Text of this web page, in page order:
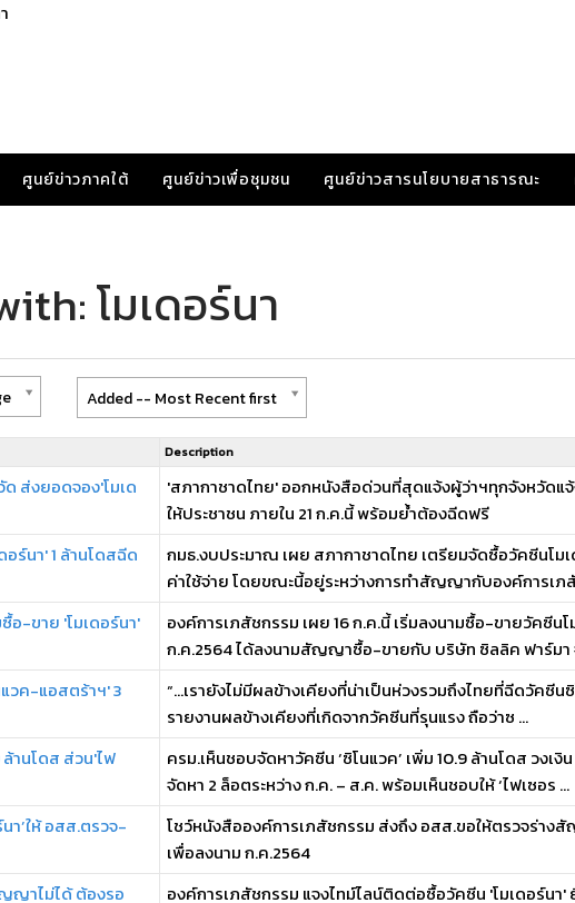
ศูนย์ข่าวภาคใต้ ศูนย์ข่าวเพื่อชุมชน ศูนย์ข่าวสารนโยบายสาธารณะ
โมเดอร์นา
Added -- Most Recent first
Description
ส่งยอดจอง'โมเด
'สภากาชาดไทย' ออกหนังสือด่วนที่สุดแจ้งผู้ว่าฯทุกจังหวัดแ
ให้ประชาชน ภายใน 21 ก.ค.นี้ พร้อมย้ำต้องฉีดฟรี
ร์นา' 1 ล้านโดสฉีด
กมธ.งบประมาณ เผย สภากาชาดไทย เตรียมจัดซื้อวัคซีนโม
ค่าใช้จ่าย โดยขณะนี้อยู่ระหว่างการทำสัญญากับองค์การเภ
อ-ขาย 'โมเดอร์นา'
องค์การเภสัชกรรม เผย 16 ก.ค.นี้ เริ่มลงนามซื้อ-ขายวัคซีน
ก.ค.2564 ได้ลงนามสัญญาซื้อ-ขายกับ บริษัท ซิลลิค ฟาร์มา
วค-แอสตร้าฯ' 3
“...เรายังไม่มีผลข้างเคียงที่น่าเป็นห่วงรวมถึงไทยที่ฉีดวัคซีน
รายงานผลข้างเคียงที่เกิดจากวัคซีนที่รุนแรง ถือว่าซ ...
ล้านโดส ส่วน'ไฟ
ครม.เห็นชอบจัดหาวัคซีน ‘ซิโนแวค’ เพิ่ม 10.9 ล้านโดส วง
จัดหา 2 ล็อตระหว่าง ก.ค. – ส.ค. พร้อมเห็นชอบให้ ‘ไฟเซอร ...
า’ให้ อสส.ตรวจ-
โชว์หนังสือองค์การเภสัชกรรม ส่งถึง อสส.ขอให้ตรวจร่าง
เพื่อลงนาม ก.ค.2564
ญาไม่ได้ ต้องรอ
องค์การเภสัชกรรม แจงไทม์ไลน์ติดต่อซื้อวัคซีน 'โมเดอร์นา'